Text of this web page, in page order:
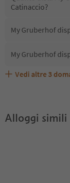
Catinaccio?
My Gruberhof
My Gruberhof
My Gruberhof
Quali servizi/
Gli ospiti di My
Vedi altre 3
Alloggi simili